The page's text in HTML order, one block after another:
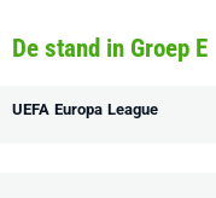
De stand in Groep E
UEFA Europa League